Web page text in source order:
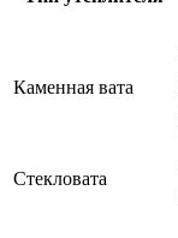
Каменная вата
Стекловата